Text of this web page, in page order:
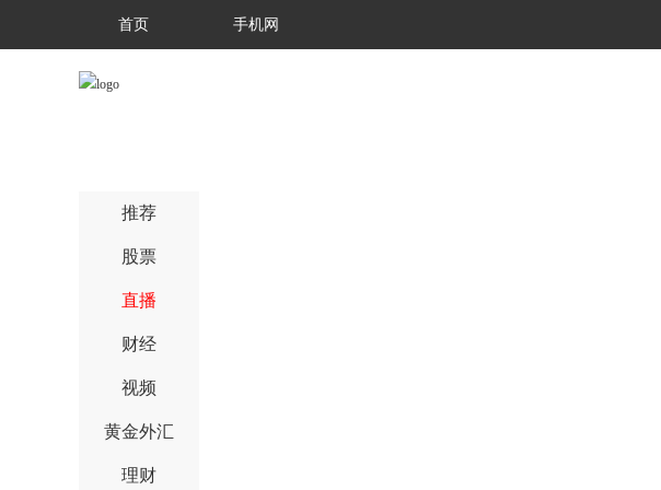
首页 手机网
推荐
股票
直播
财经
视频
黄金外汇
理财